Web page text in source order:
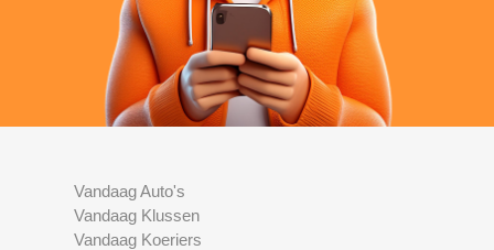
Vandaag Auto's
Vandaag Klussen
Vandaag Koeriers